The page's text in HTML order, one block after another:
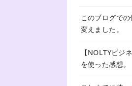
このブログで
変えました。
【NOLTYビジ
を使った感想。